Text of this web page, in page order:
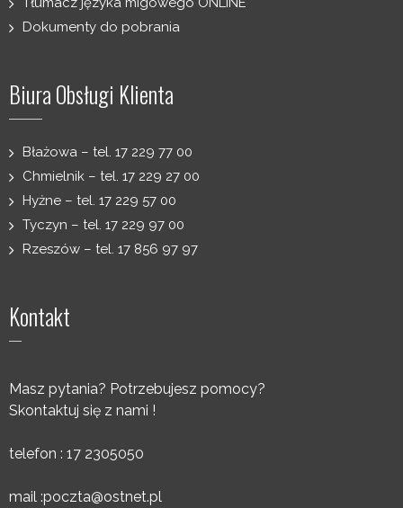
Dokumenty do pobrania
Biura Obsługi Klienta
Błażowa – tel. 17 229 77 00
Chmielnik – tel. 17 229 27 00
Hyżne – tel. 17 229 57 00
Tyczyn – tel. 17 229 97 00
Rzeszów – tel. 17 856 97 97
Kontakt
Masz pytania? Potrzebujesz pomocy?
Skontaktuj się z nami !
telefon : 17 2305050
mail :poczta@ostnet.pl